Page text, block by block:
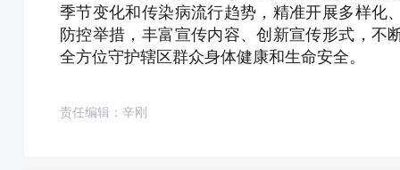
季节变化和传染病流行趋势，精准开展多样化
防控举措，丰富宣传内容、创新宣传形式，不
全方位守护辖区群众身体健康和生命安全。
责任编辑：辛刚